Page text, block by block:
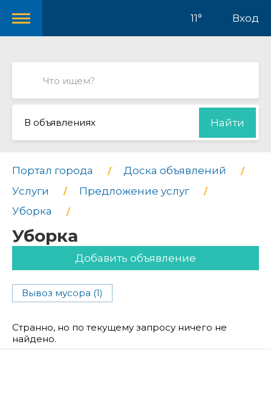
11° Вход
В объявлениях Найти
Портал города
Доска объявлений
Услуги
Предложение услуг
Уборка
Уборка
Добавить объявление
Вывоз мусора (1)
Странно, но по текущему запросу ничего не
найдено.